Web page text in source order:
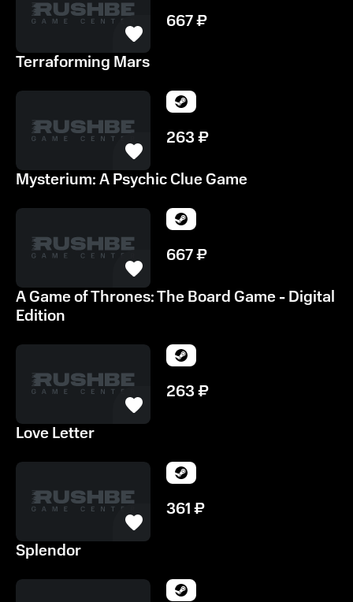
667₽
Terraforming Mars
263₽
Mysterium: A Psychic Clue Game
667₽
A Game of Thrones: The Board Game - Digital
Edition
263₽
Love Letter
361₽
Splendor